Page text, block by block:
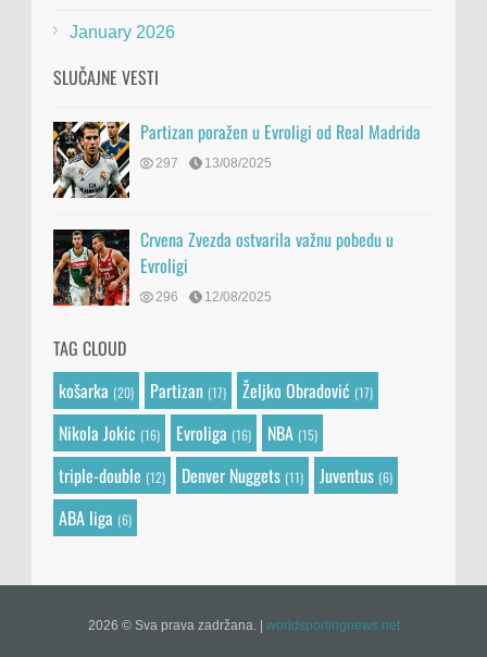
January 2026
SLUČAJNE VESTI
Partizan poražen u Evroligi od Real Madrida
297 13/08/2025
Crvena Zvezda ostvarila važnu pobedu u
Evroligi
296 12/08/2025
TAG CLOUD
košarka (20) Partizan (17) Željko Obradović (17)
Nikola Jokic (16) Evroliga (16) NBA (15)
triple-double (12) Denver Nuggets (11) Juventus (6)
ABA liga (6)
2026 © Sva prava zadržana. worldsportingnews.net